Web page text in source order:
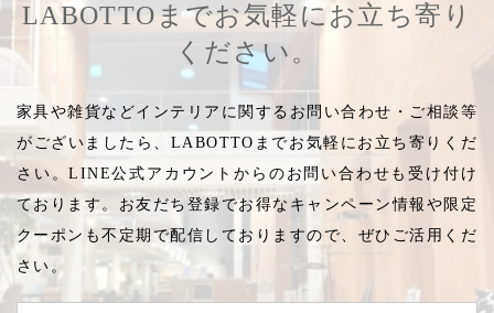
LABOTTOまでお気軽にお立ち寄り
ください。
家具や雑貨などインテリアに関するお問い合わせ・ご相談等
がございましたら、LABOTTOまでお気軽にお立ち寄りくだ
さい。LINE公式アカウントからのお問い合わせも受け付け
ております。お友だち登録でお得なキャンペーン情報や限定
クーポンも不定期で配信しておりますので、ぜひご活用くだ
さい。